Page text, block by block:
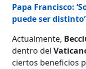
Papa Francisco:
puede ser distinto’
Actualmente,
dentro del
ciertos beneficios